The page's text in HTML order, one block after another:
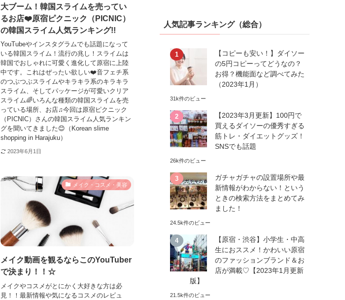
大ブーム！韓国スライムを売ってい
るお店❤️原宿ピクニック（PICNIC）
の韓国スライム人気ランキング!!
YouTubeやインスタグラムでも話題になって
いる韓国スライム！流行の兆し！スライムは
韓国でおしゃれに可愛く進化して原宿に上陸
中です。これはぜったい欲しい❤️音フェチ系
のつぶつぶスライムやキラキラ系のキラキラ
スライム、そしてパッケージが可愛いクリア
スライム🌈いろんな種類の韓国スライムを売
っている場所、お店♫今回は原宿ピクニック
（PICNIC）さんの韓国スライム人気ランキン
グを聞いてきました😊（Korean slime
shopping in Harajuku）
2023年6月1日
メイク・コスメ・美容
メイク動画を観るならこのYouTuber
で決まり！！☆
メイクやコスメがとにかく大好きな方は必
見！！最新情報や気になるコスメのレビュ
人気記事ランキング（総合）
【コピーも安い！】ダイソー
の5円コピーってどうなの？
お得？機能面など調べてみた
（2023年1月）
31k件のビュー
【2023年3月更新】100円で
買えるダイソーの優秀すぎる
筋トレ・ダイエットグッズ！
SNSでも話題
26k件のビュー
ガチャガチャの設置場所や最
新情報がわからない！という
ときの検索方法をまとめてみ
ました！
24.5k件のビュー
【原宿・渋谷】小学生・中高
生におススメ！かわいい原宿
のファッションブランド＆お
店が満載♡【2023年1月更新
版】
21.5k件のビュー